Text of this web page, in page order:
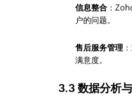
信息整合 ：
户的问题。
售后服务管理
满意度。
3.3 数据分析